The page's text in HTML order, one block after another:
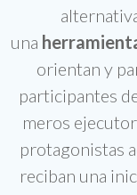
una
orientan y
participantes
meros
protagonistas
reciban una